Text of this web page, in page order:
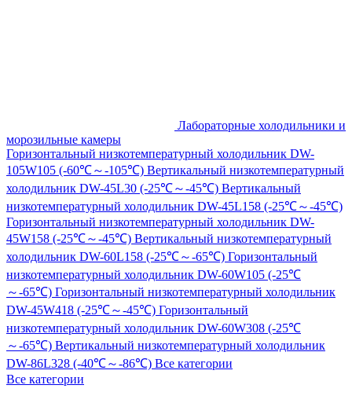
Лабораторные холодильники и
морозильные камеры
Горизонтальный низкотемпературный холодильник DW-
105W105 (-60℃～-105℃) Вертикальный низкотемпературный
холодильник DW-45L30 (-25℃～-45℃) Вертикальный
низкотемпературный холодильник DW-45L158 (-25℃～-45℃)
Горизонтальный низкотемпературный холодильник DW-
45W158 (-25℃～-45℃) Вертикальный низкотемпературный
холодильник DW-60L158 (-25℃～-65℃) Горизонтальный
низкотемпературный холодильник DW-60W105 (-25℃
～-65℃) Горизонтальный низкотемпературный холодильник
DW-45W418 (-25℃～-45℃) Горизонтальный
низкотемпературный холодильник DW-60W308 (-25℃
～-65℃) Вертикальный низкотемпературный холодильник
DW-86L328 (-40℃～-86℃) Все категории
Все категории